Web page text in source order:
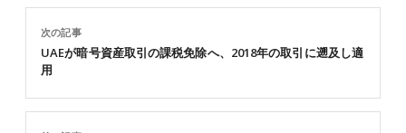
次の記事
UAEが暗号資産取引の課税免除へ、2018年の取引に遡及し適
用